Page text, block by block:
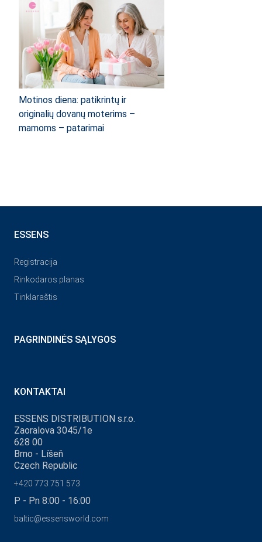
Motinos diena: patikrintų ir
originalių dovanų moterims –
mamoms – patarimai
ESSENS
Registracija
Rinkodaros planas
Tinklaraštis
PAGRINDINĖS SĄLYGOS
KONTAKTAI
ESSENS DISTRIBUTION s.r.o.
Zaoralova 3045/1e
628 00
Brno - Líšeň
Czech Republic
+420 773 751 573
P - Pn 8:00 - 16:00
baltic@essensworld.com